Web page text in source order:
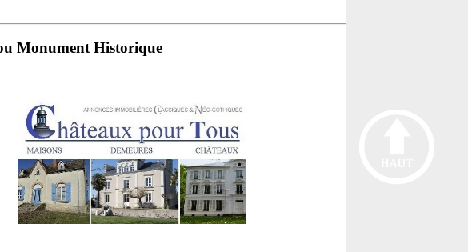
Monument Historique